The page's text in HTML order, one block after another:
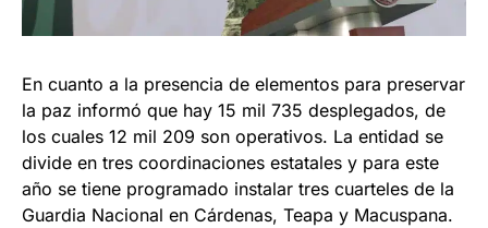
En cuanto a la presencia de elementos para preservar
la paz informó que hay 15 mil 735 desplegados, de
los cuales 12 mil 209 son operativos. La entidad se
divide en tres coordinaciones estatales y para este
año se tiene programado instalar tres cuarteles de la
Guardia Nacional en Cárdenas, Teapa y Macuspana.